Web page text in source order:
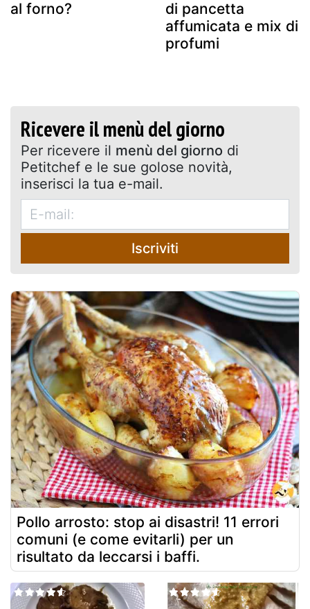
al forno?
di pancetta
affumicata e mix di
profumi
Ricevere il menù del giorno
Per ricevere il menù del giorno di
Petitchef e le sue golose novità,
inserisci la tua e-mail.
Iscriviti
Pollo arrosto: stop ai disastri! 11 errori
comuni (e come evitarli) per un
risultato da leccarsi i baffi.